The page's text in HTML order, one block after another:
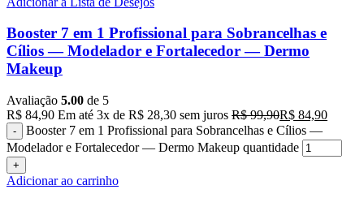
Booster 7 em 1 Profissional para Sobrancelhas e
Cílios — Modelador e Fortalecedor — Dermo
Makeup
Avaliação 5.00 de 5
R$ 84,90 Em até 3x de R$ 28,30 sem juros R$99,90R$ 84,90
Booster 7 em 1 Profissional para Sobrancelhas e Cílios —
Modelador e Fortalecedor — Dermo Makeup quantidade
Adicionar ao carrinho